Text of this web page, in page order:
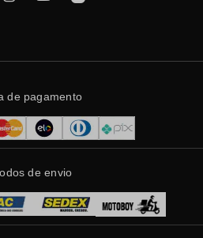
de pagamento
de envio